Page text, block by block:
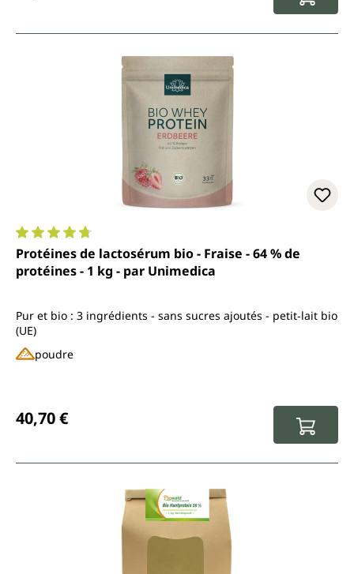
Note moyenne de 4.7 sur 5 étoiles
Protéines de lactosérum bio - Fraise - 64 % de
protéines - 1 kg - par Unimedica
Pur et bio : 3 ingrédients - sans sucres ajoutés - petit‑lait bio
(UE)
poudre
40,70 €